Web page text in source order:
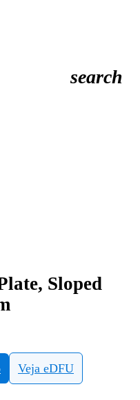
search
Sloped
Veja eDFU